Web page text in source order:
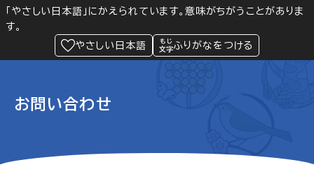
「やさしい日本語」にかえられています。意味がちがうことがありま
す。
やさしい日本語
ふりがなをつける
Language 閲覧支援
緊急情報
お問い合わせ